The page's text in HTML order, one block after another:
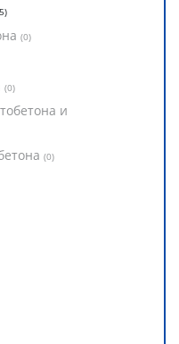
5)
(0)
(0)
и
(0)